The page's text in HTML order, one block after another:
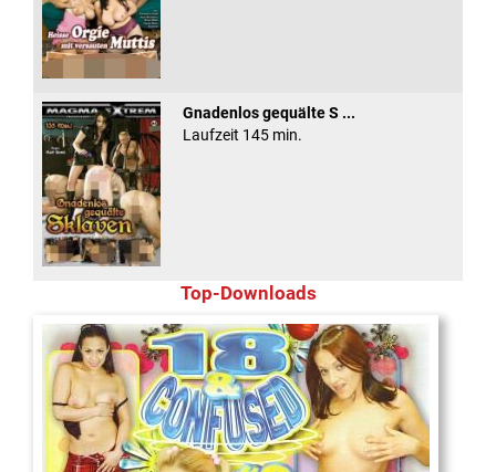
Gnadenlos gequälte S ...
Laufzeit 145 min.
Top-Downloads